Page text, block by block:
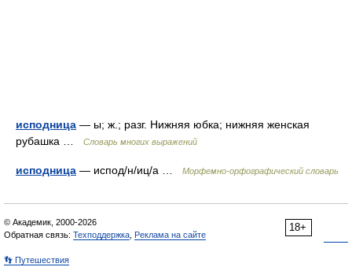
исподница — ы; ж.; разг. Нижняя юбка; нижняя женская
рубашка …
Словарь многих выражений
исподница — испод/н/иц/а … Морфемно-орфографический словарь
18+
© Академик, 2000-2026
Обратная связь: Техподдержка Реклама на сайте
👣 Путешествия